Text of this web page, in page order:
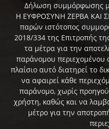
Δήλωση συμμόρφωσης
Η ΕΥΦΡΟΣΥΝΗ ΖΕΡΒΑ ΚΑΙ
παρών ιστότοπος
2018/334 της Επιτροπής
τα μέτρα για την
παράνομου περιεχομένου
πλαίσιο αυτό διατηρεί το
να αφαιρεί κάθε
παράνομο, χωρίς
χρήστη, καθώς και να
μέτρο για την